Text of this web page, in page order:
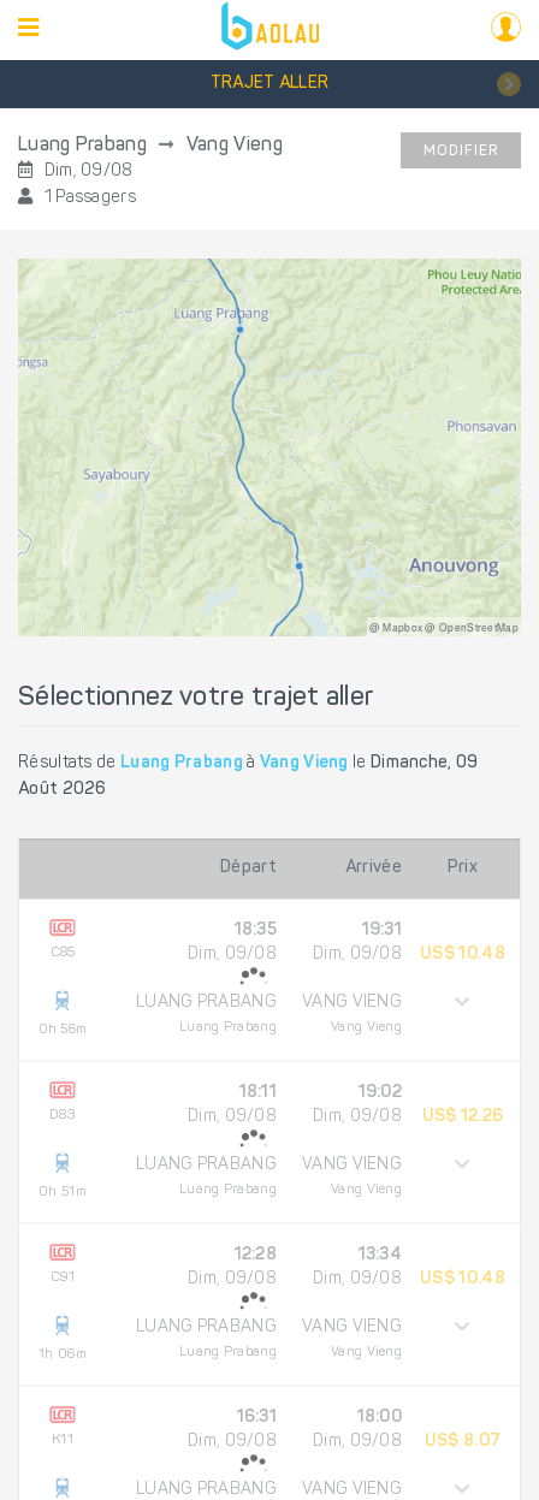
TRAJET ALLER
Luang Prabang Vang Vieng
Dim, 09/08
1 Passagers
MODIFIER
@ Mapbox @ OpenStreetMap
Sélectionnez votre trajet aller
Résultats de Luang Prabang à Vang Vieng le Dimanche, 09
Août 2026
Départ Arrivée Prix
C85
0h 56m
18:35
Dim, 09/08
LUANG PRABANG
Luang Prabang
19:31
Dim, 09/08
VANG VIENG
Vang Vieng
US$ 10.48
D83
0h 51m
18:11
Dim, 09/08
LUANG PRABANG
Luang Prabang
19:02
Dim, 09/08
VANG VIENG
Vang Vieng
US$ 12.26
C91
1h 06m
12:28
Dim, 09/08
LUANG PRABANG
Luang Prabang
13:34
Dim, 09/08
VANG VIENG
Vang Vieng
US$ 10.48
K11
16:31
Dim, 09/08
LUANG PRABANG
18:00
Dim, 09/08
VANG VIENG
US$ 8.07